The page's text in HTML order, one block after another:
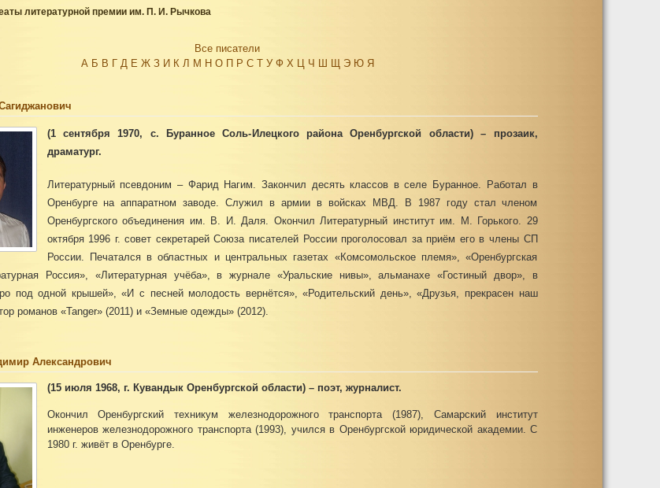
литературной премии им. П. И. Рычкова
Все писатели
А Б В Г Д Е Ж З И К Л М Н О П Р С Т У Ф Х Ц Ч Ш Щ Э Ю Я
(1 сентября 1970, с. Буранное Соль-Илецкого района Оренбургской области) – прозаик,
драматург.
Литературный псевдоним – Фарид Нагим. Закончил десять классов в селе Буранное. Работал в
Оренбурге на аппаратном заводе. Служил в армии в войсках МВД. В 1987 году стал членом
Оренбургского объединения им. В. И. Даля. Окончил Литературный институт им. М. Горького. 29
октября 1996 г. совет секретарей Союза писателей России проголосовал за приём его в члены СП
России. Печатался в областных и центральных газетах «Комсомольское племя», «Оренбургская
Россия», «Литературная учёба», в журнале «Уральские нивы», альманахе «Гостиный двор», в
под одной крышей», «И с песней молодость вернётся», «Родительский день», «Друзья, прекрасен наш
романов «Tanger» (2011) и «Земные одежды» (2012).
Александрович
(15 июля 1968, г. Кувандык Оренбургской области) – поэт, журналист.
Окончил Оренбургский техникум железнодорожного транспорта (1987), Самарский институт
инженеров железнодорожного транспорта (1993), учился в Оренбургской юридической академии. С
1980 г. живёт в Оренбурге.